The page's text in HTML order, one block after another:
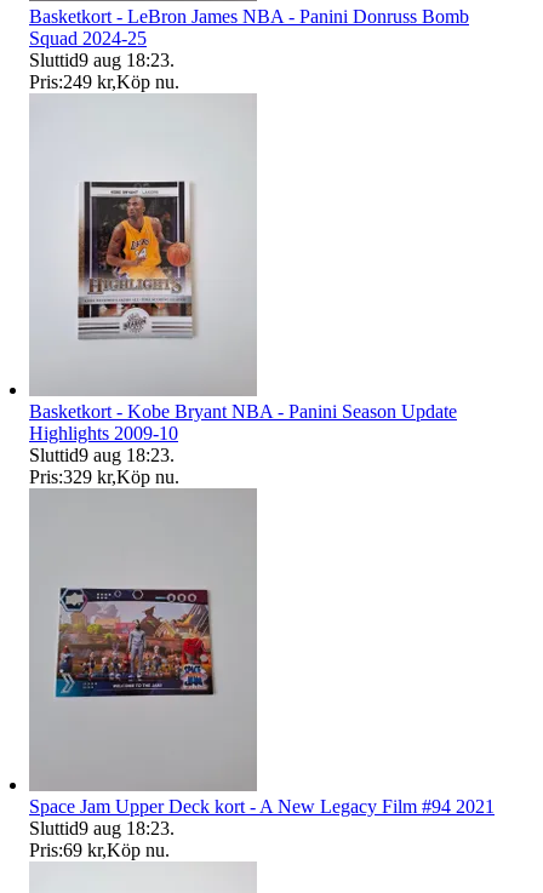
Basketkort - LeBron James NBA - Panini Donruss Bomb
Squad 2024-25
Sluttid9 aug 18:23.
Pris:249 kr,Köp nu.
Basketkort - Kobe Bryant NBA - Panini Season Update
Highlights 2009-10
Sluttid9 aug 18:23.
Pris:329 kr,Köp nu.
Space Jam Upper Deck kort - A New Legacy Film #94 2021
Sluttid9 aug 18:23.
Pris:69 kr,Köp nu.